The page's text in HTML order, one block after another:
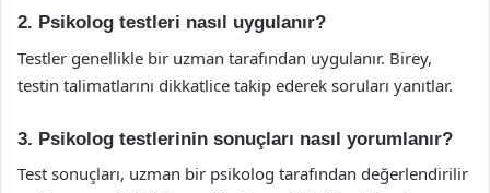
2. Psikolog testleri nasıl uygulanır?
Testler genellikle bir uzman tarafından uygulanır. Birey,
testin talimatlarını dikkatlice takip ederek soruları yanıtlar.
3. Psikolog testlerinin sonuçları nasıl yorumlanır?
Test sonuçları, uzman bir psikolog tarafından değerlendirilir